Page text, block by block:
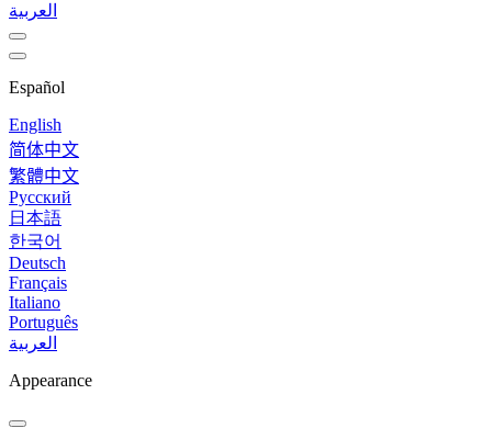
العربية
Español
English
简体中文
繁體中文
Русский
日本語
한국어
Deutsch
Français
Italiano
Português
العربية
Appearance